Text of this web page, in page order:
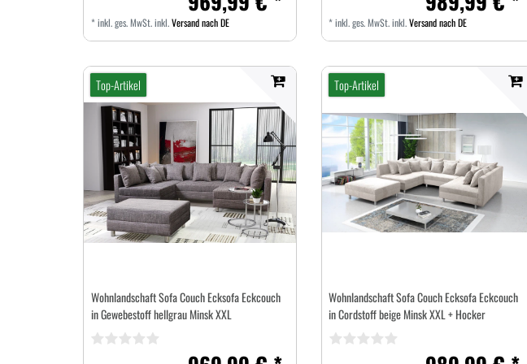
*inkl. ges. MwSt.inkl.Versand nach DE *inkl. ges. MwSt.inkl.Versand nach DE
Top-Artikel
Wohnlandschaft Sofa Couch Ecksofa Eckcouch
in Gewebestoff hellgrau Minsk XXL
Top-Artikel
Wohnlandschaft Sofa Couch Ecksofa Eckcouch
in Cordstoff beige Minsk XXL + Hocker